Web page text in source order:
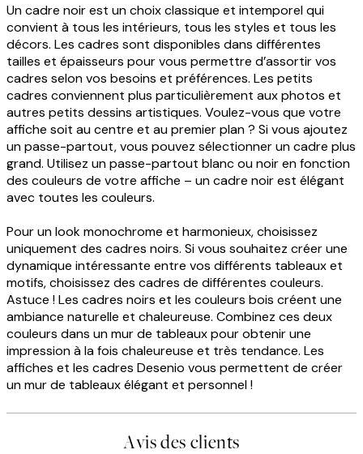
Un cadre noir est un choix classique et intemporel qui
convient à tous les intérieurs, tous les styles et tous les
décors. Les cadres sont disponibles dans différentes
tailles et épaisseurs pour vous permettre d’assortir vos
cadres selon vos besoins et préférences. Les petits
cadres conviennent plus particulièrement aux photos et
autres petits dessins artistiques. Voulez-vous que votre
affiche soit au centre et au premier plan ? Si vous ajoutez
un passe-partout, vous pouvez sélectionner un cadre plus
grand. Utilisez un passe-partout blanc ou noir en fonction
des couleurs de votre affiche – un cadre noir est élégant
avec toutes les couleurs.
Pour un look monochrome et harmonieux, choisissez
uniquement des cadres noirs. Si vous souhaitez créer une
dynamique intéressante entre vos différents tableaux et
motifs, choisissez des cadres de différentes couleurs.
Astuce ! Les cadres noirs et les couleurs bois créent une
ambiance naturelle et chaleureuse. Combinez ces deux
couleurs dans un mur de tableaux pour obtenir une
impression à la fois chaleureuse et très tendance. Les
affiches et les cadres Desenio vous permettent de créer
un mur de tableaux élégant et personnel !
Avis des clients